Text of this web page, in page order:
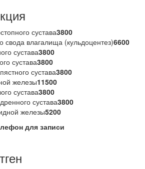
сустава3800
свода влагалища (кульдоцентез)6600
сустава3800
сустава3800
сустава3800
железы11500
сустава3800
сустава3800
железы5200
для записи